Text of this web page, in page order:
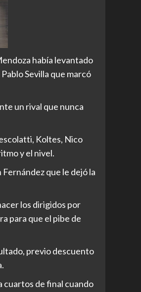
había levantado
Sevilla que marcó
un rival que nunca
Koltes, Nico
y el nivel.
que le dejó la
los dirigidos por
para que el pibe de
previo descuento
cuartos de final cuando